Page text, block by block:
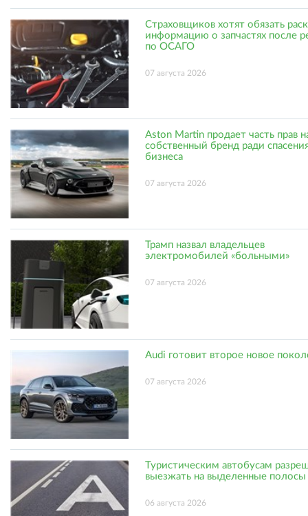
Страховщиков хотят обязать
информацию о запчастях после
по ОСАГО
07 августа 2026
Aston Martin продает часть прав
собственный бренд ради
бизнеса
07 августа 2026
Трамп назвал владельцев
электромобилей «больными»
07 августа 2026
Audi готовит второе новое
07 августа 2026
Туристическим автобусам
выезжать на выделенные полосы
06 августа 2026